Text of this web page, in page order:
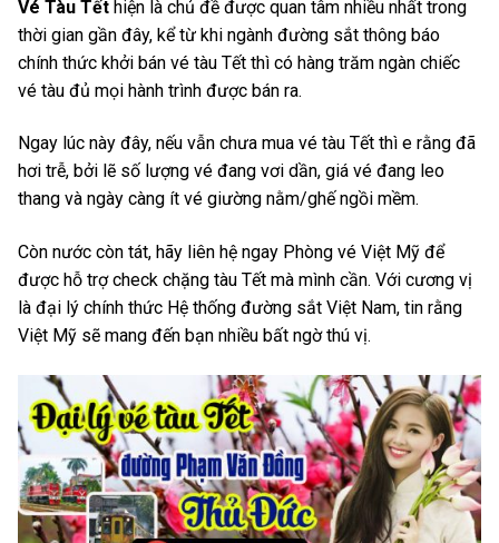
Vé Tàu Tết hiện là chủ đề được quan tâm nhiều nhất trong
thời gian gần đây, kể từ khi ngành đường sắt thông báo
chính thức khởi bán vé tàu Tết thì có hàng trăm ngàn chiếc
vé tàu đủ mọi hành trình được bán ra.
Ngay lúc này đây, nếu vẫn chưa mua vé tàu Tết thì e rằng đã
hơi trễ, bởi lẽ số lượng vé đang vơi dần, giá vé đang leo
thang và ngày càng ít vé giường nằm/ghế ngồi mềm.
Còn nước còn tát, hãy liên hệ ngay Phòng vé Việt Mỹ để
được hỗ trợ check chặng tàu Tết mà mình cần. Với cương vị
là đại lý chính thức Hệ thống đường sắt Việt Nam, tin rằng
Việt Mỹ sẽ mang đến bạn nhiều bất ngờ thú vị.